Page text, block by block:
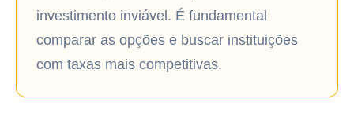
investimento inviável. É fundamental
comparar as opções e buscar instituições
com taxas mais competitivas.